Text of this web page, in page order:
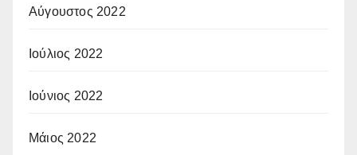
Αύγουστος 2022
Ιούλιος 2022
Ιούνιος 2022
Μάιος 2022